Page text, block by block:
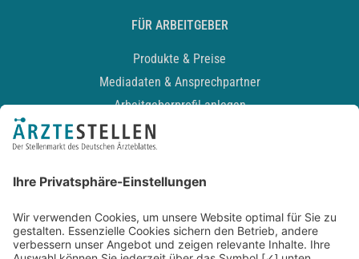
FÜR ARBEITGEBER
Produkte & Preise
Mediadaten & Ansprechpartner
Arbeitgeberprofil anlegen
Recruiting-Podcast
Kontakt
Datenschutz